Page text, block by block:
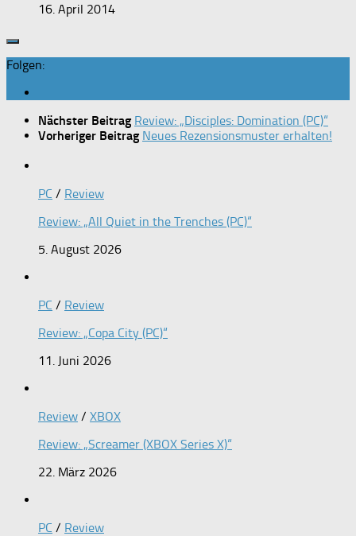
16. April 2014
Folgen:
Nächster Beitrag Review: „Disciples: Domination (PC)“
Vorheriger Beitrag Neues Rezensionsmuster erhalten!
PC / Review
Review: „All Quiet in the Trenches (PC)“
5. August 2026
PC / Review
Review: „Copa City (PC)“
11. Juni 2026
Review / XBOX
Review: „Screamer (XBOX Series X)“
22. März 2026
PC / Review